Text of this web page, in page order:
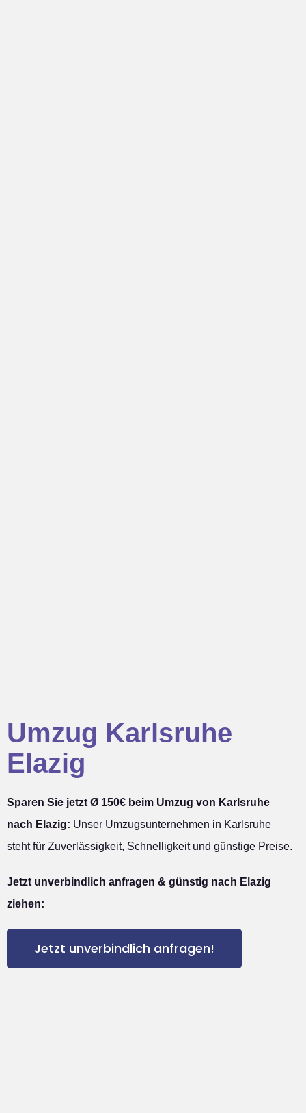
Umzug Karlsruhe
Elazig
Sparen Sie jetzt Ø 150€ beim Umzug von Karlsruhe
nach Elazig: Unser Umzugsunternehmen in Karlsruhe
steht für Zuverlässigkeit, Schnelligkeit und günstige Preise.
Jetzt unverbindlich anfragen & günstig nach Elazig
ziehen:
Jetzt unverbindlich anfragen!